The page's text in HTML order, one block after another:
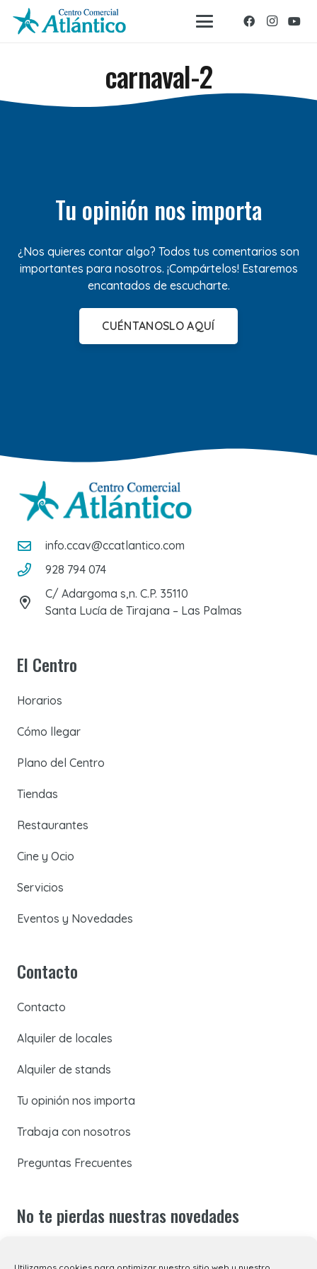
carnaval-2
Tu opinión nos importa
¿Nos quieres contar algo? Todos tus comentarios son
importantes para nosotros. ¡Compártelos! Estaremos
encantados de escucharte.
CUÉNTANOSLO AQUÍ
info.ccav@ccatlantico.com
928 794 074
C/ Adargoma s,n. C.P. 35110
Santa Lucía de Tirajana – Las Palmas
El Centro
Horarios
Cómo llegar
Plano del Centro
Tiendas
Restaurantes
Cine y Ocio
Servicios
Eventos y Novedades
Contacto
Contacto
Alquiler de locales
Alquiler de stands
Tu opinión nos importa
Trabaja con nosotros
Preguntas Frecuentes
No te pierdas nuestras novedades